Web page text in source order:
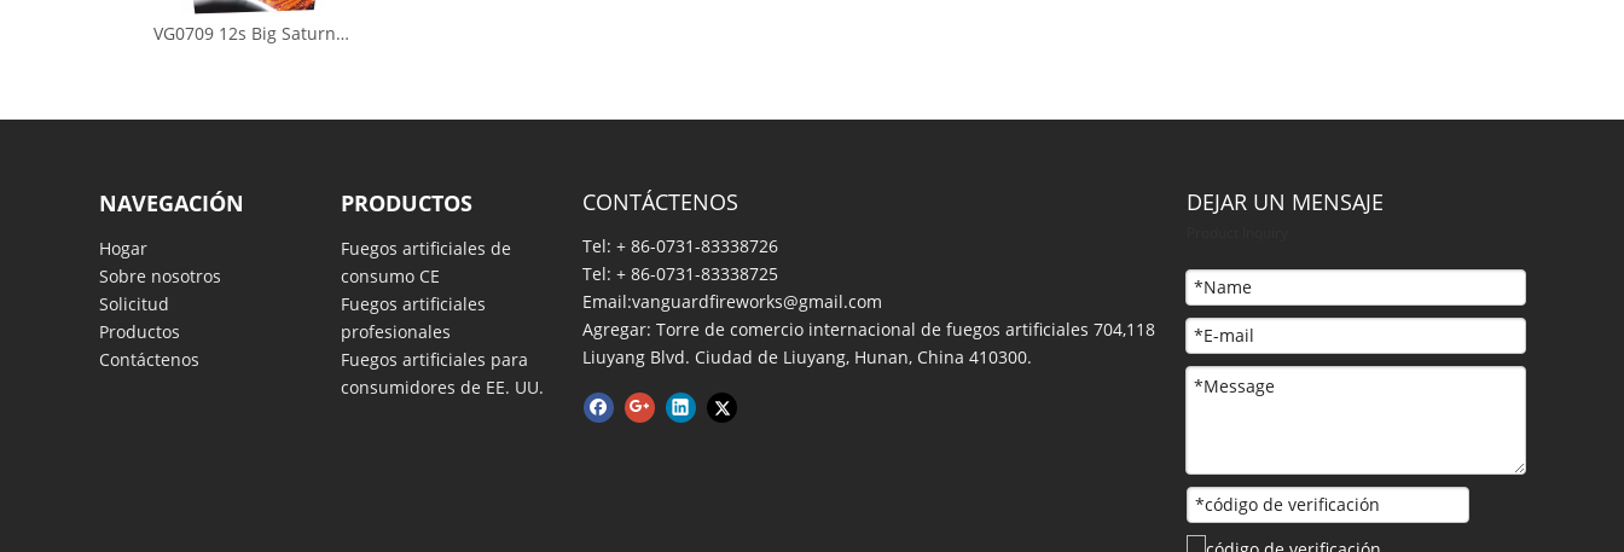
VG0709 12s Big Saturn Misiles
NAVEGACIÓN
Hogar
Sobre nosotros
Solicitud
Productos
Contáctenos
PRODUCTOS
Fuegos artificiales de
consumo CE
Fuegos artificiales
profesionales
Fuegos artificiales para
consumidores de EE. UU.
CONTÁCTENOS
Tel: + 86-0731-83338726
Tel: + 86-0731-83338725
Email:vanguardfireworks@gmail.com
Agregar: Torre de comercio internacional de fuegos artificiales 704,118
Liuyang Blvd. Ciudad de Liuyang, Hunan, China 410300.
DEJAR UN MENSAJE